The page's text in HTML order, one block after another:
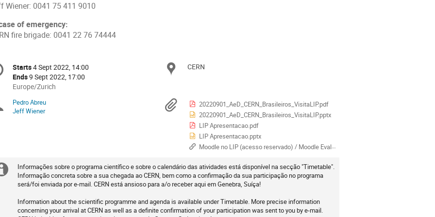
Wiener: 0041 75 411 9010
of emergency:
fire brigade: 0041 22 76 74444
Date/Time
Starts4 Sept 2022, 14:00
Ends9 Sept 2022, 17:00
All
are
in
Europe/Zurich
Location
CERN
Chairpersons
Pedro Abreu
Jeff Wiener
Materials
20220901_AeD_CERN_Brasileiros_VisitaLIP.pdf
20220901_AeD_CERN_Brasileiros_VisitaLIP.pptx
LIP Apresentacao.pdf
LIP Apresentacao.pptx
Moodle no LIP (acesso reservado) / Moodle Evaluation and Tests at LIP (login needed)
Extra
information
Informações sobre o programa científico e sobre o calendário das atividades está disponível na secção "Timetable".
Informação concreta sobre a sua chegada ao CERN, bem como a confirmação da sua participação no programa
será/foi enviada por e-mail. CERN está ansioso para a/o receber aqui em Genebra, Suíça!
Information about the scientific programme and agenda is available under Timetable. More precise information
concerning your arrival at CERN as well as a definite confirmation of your participation was sent to you by e-mail.